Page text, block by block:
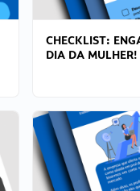
CHECKLIST:
DIA DA MULHER!